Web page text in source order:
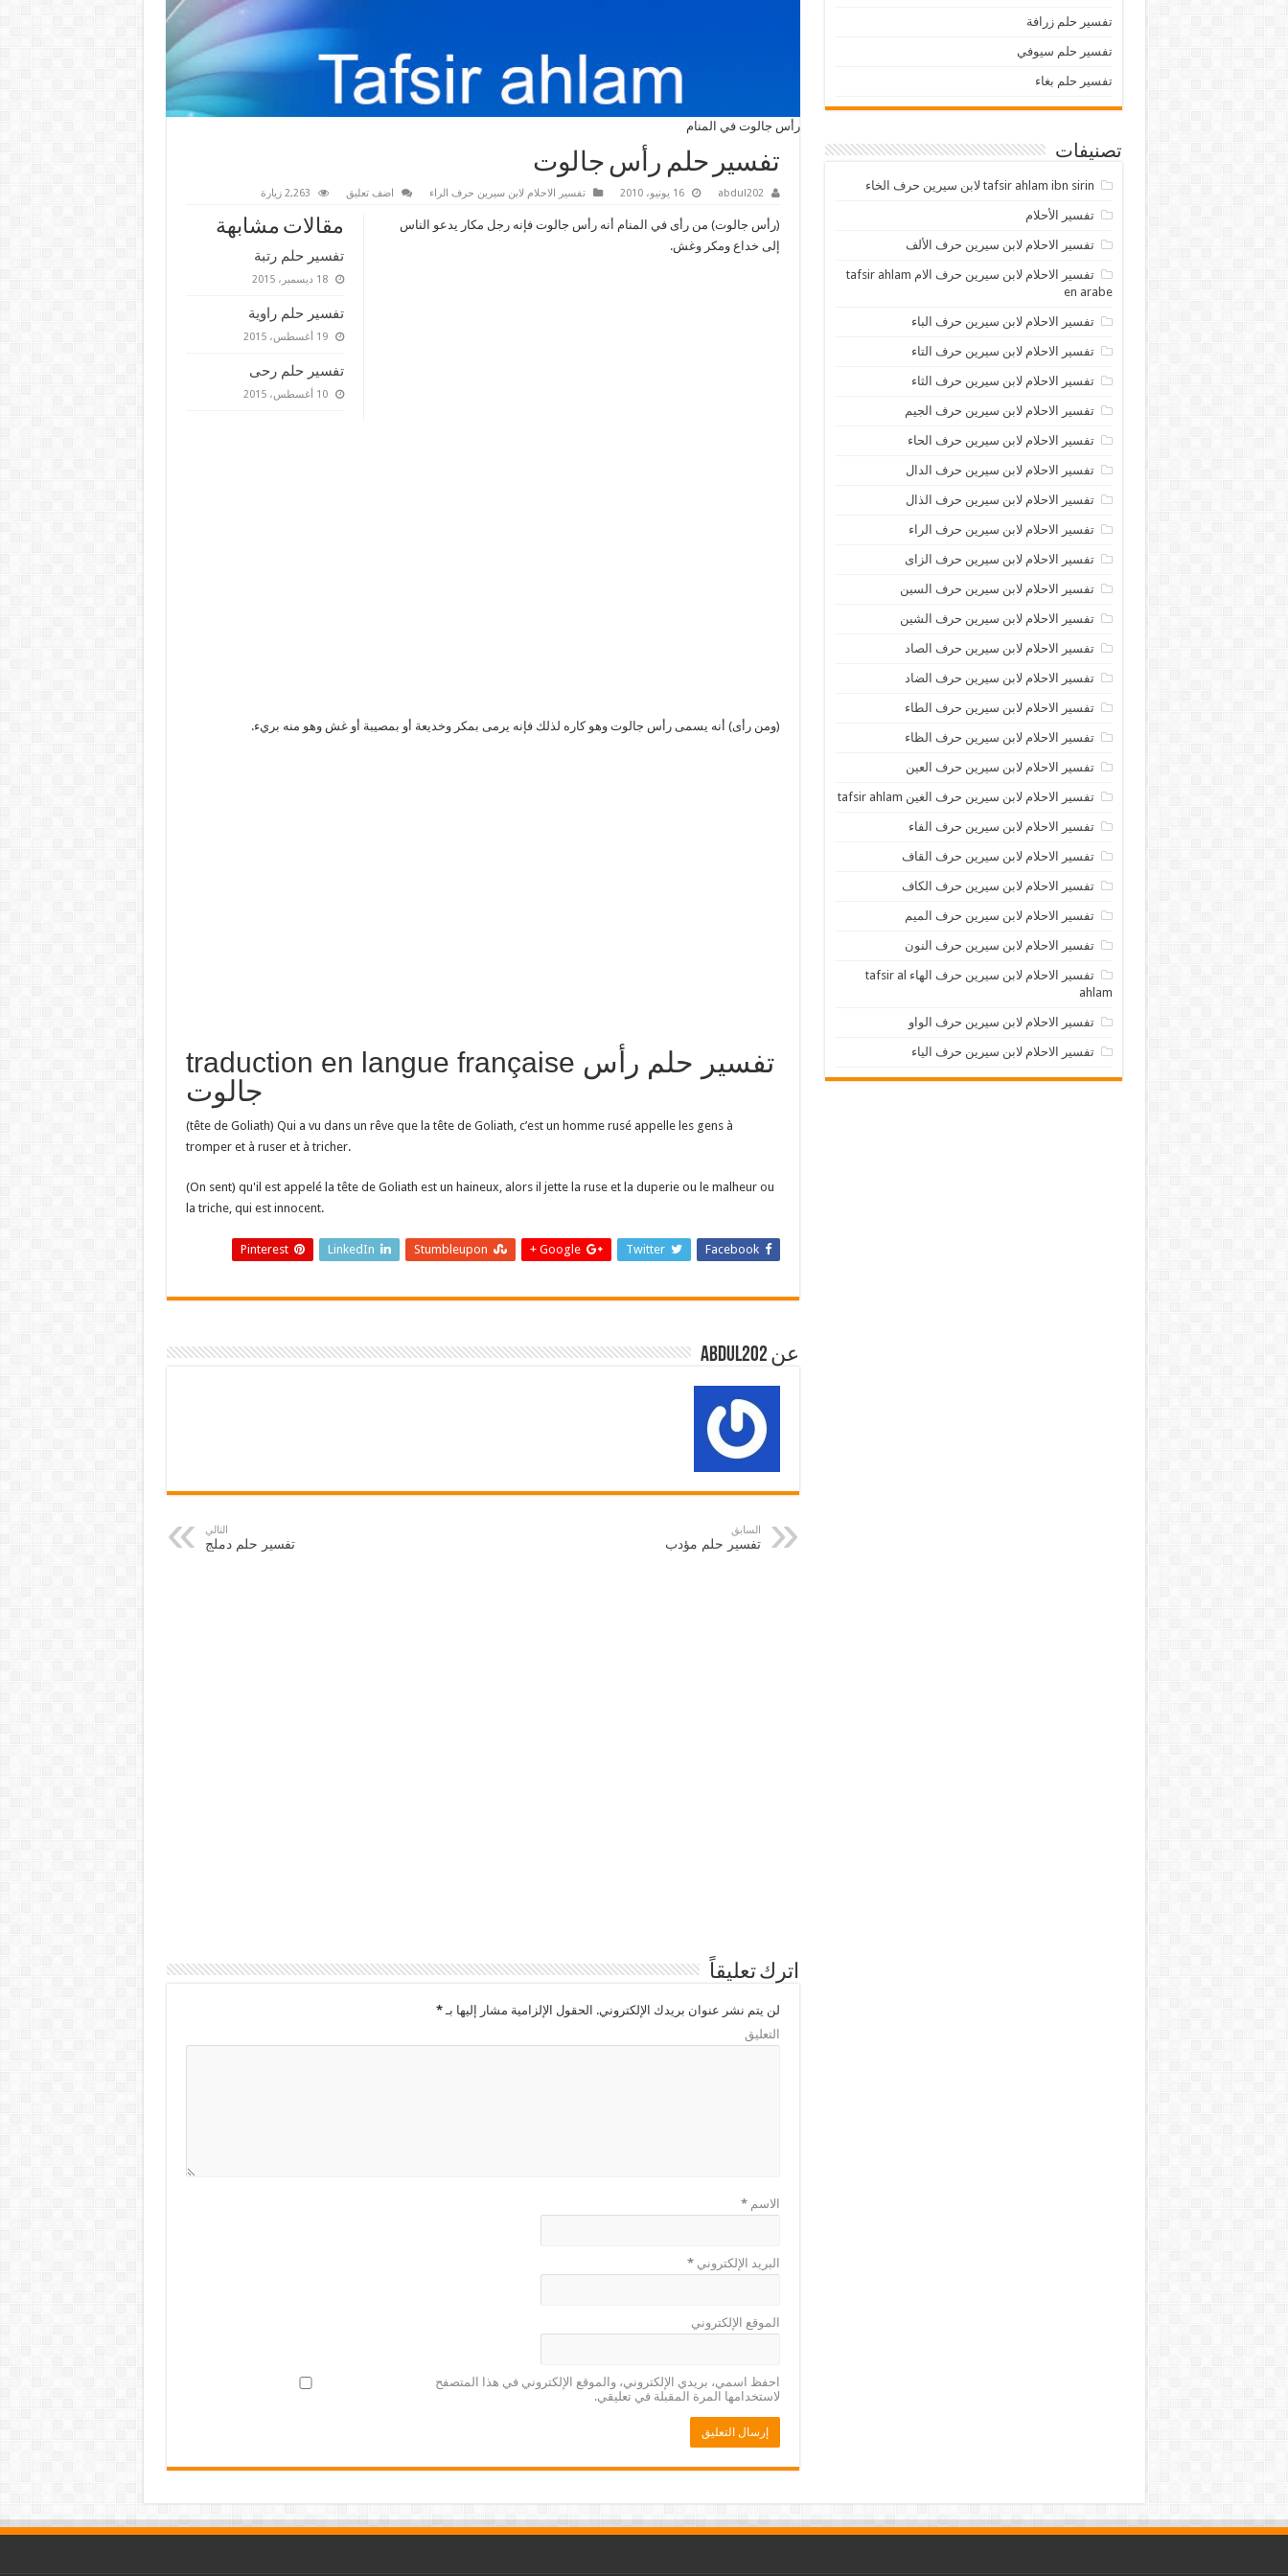
رأس جالوت في المنام
تفسير حلم رأس جالوت
abdul202 16 يونيو، 2010 تفسير الاحلام لابن سيرين حرف الراء اضف تعليق 2,263 زيارة
مقالات مشابهة
تفسير حلم رتبة
18 ديسمبر، 2015
تفسير حلم راوية
19 أغسطس، 2015
تفسير حلم رحى
10 أغسطس، 2015
(رأس جالوت) من رأى في المنام أنه رأس جالوت فإنه رجل مكار يدعو الناس
إلى خداع ومكر وغش.
(ومن رأى) أنه يسمى رأس جالوت وهو كاره لذلك فإنه يرمى بمكر وخديعة أو بمصيبة أو غش وهو منه بريء.
traduction en langue française تفسير حلم رأس
جالوت
(tête de Goliath) Qui a vu dans un rêve que la tête de Goliath, c’est un homme rusé appelle les gens à
tromper et à ruser et à tricher.
(On sent) qu'il est appelé la tête de Goliath est un haineux, alors il jette la ruse et la duperie ou le malheur ou
la triche, qui est innocent.
Facebook
Twitter
Google +
Stumbleupon
LinkedIn
Pinterest
عن abdul202
السابق
تفسير حلم مؤدب
التالي
تفسير حلم دملج
اترك تعليقاً
لن يتم نشر عنوان بريدك الإلكتروني. الحقول الإلزامية مشار إليها بـ*
التعليق
الاسم*
البريد الإلكتروني*
الموقع الإلكتروني
احفظ اسمي، بريدي الإلكتروني، والموقع الإلكتروني في هذا المتصفح
لاستخدامها المرة المقبلة في تعليقي.
تفسير حلم زرافة
تفسير حلم سيوفي
تفسير حلم بغاء
تصنيفات
tafsir ahlam ibn sirin لابن سيرين حرف الخاء
تفسير الأحلام
تفسير الاحلام لابن سيرين حرف الألف
تفسير الاحلام لابن سيرين حرف الام tafsir ahlam
en arabe
تفسير الاحلام لابن سيرين حرف الباء
تفسير الاحلام لابن سيرين حرف التاء
تفسير الاحلام لابن سيرين حرف الثاء
تفسير الاحلام لابن سيرين حرف الجيم
تفسير الاحلام لابن سيرين حرف الحاء
تفسير الاحلام لابن سيرين حرف الدال
تفسير الاحلام لابن سيرين حرف الذال
تفسير الاحلام لابن سيرين حرف الراء
تفسير الاحلام لابن سيرين حرف الزاى
تفسير الاحلام لابن سيرين حرف السين
تفسير الاحلام لابن سيرين حرف الشين
تفسير الاحلام لابن سيرين حرف الصاد
تفسير الاحلام لابن سيرين حرف الضاد
تفسير الاحلام لابن سيرين حرف الطاء
تفسير الاحلام لابن سيرين حرف الظاء
تفسير الاحلام لابن سيرين حرف العين
تفسير الاحلام لابن سيرين حرف الغين tafsir ahlam
تفسير الاحلام لابن سيرين حرف الفاء
تفسير الاحلام لابن سيرين حرف القاف
تفسير الاحلام لابن سيرين حرف الكاف
تفسير الاحلام لابن سيرين حرف الميم
تفسير الاحلام لابن سيرين حرف النون
تفسير الاحلام لابن سيرين حرف الهاء tafsir al
ahlam
تفسير الاحلام لابن سيرين حرف الواو
تفسير الاحلام لابن سيرين حرف الياء